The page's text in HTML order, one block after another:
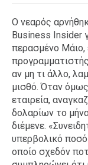
Ο νεαρός
Business Insider
περασμένο Μάιο,
αν μη τι άλλο,
μισθό. Όταν
εταιρεία,
δολαρίων το
διέμενε.
υπερβολικό ποσό
οποίο σχεδόν